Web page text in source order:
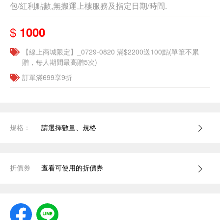
包/紅利點數,無搬運上樓服務及指定日期/時間.
$ 1000
【線上商城限定】_0729-0820 滿$2200送100點(單筆不累
贈，每人期間最高贈5次)
訂單滿699享9折
規格： 請選擇數量、規格
折價券 查看可使用的折價券